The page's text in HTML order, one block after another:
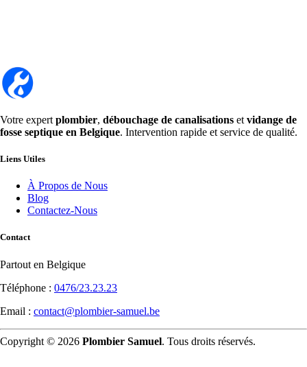
Votre expert plombier, débouchage de canalisations et vidange de
fosse septique en Belgique. Intervention rapide et service de qualité.
Liens Utiles
À Propos de Nous
Blog
Contactez-Nous
Contact
Partout en Belgique
Téléphone : 0476/23.23.23
Email : contact@plombier-samuel.be
Copyright © 2026 Plombier Samuel. Tous droits réservés.